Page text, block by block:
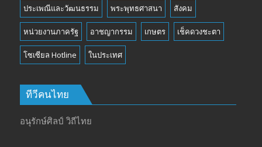
ประเพณีและวัฒนธรรม พระพุทธศาสนา สังคม
หน่วยงานภาครัฐ อาชญากรรม เกษตร เช็คดวงชะตา
โซเซียล Hotline ในประเทศ
ทีวีคนไทย
อนุรักษ์ศิลป์ วิถีไทย